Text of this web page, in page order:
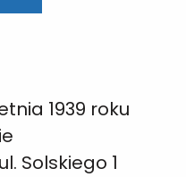
1939 roku
Solskiego 1